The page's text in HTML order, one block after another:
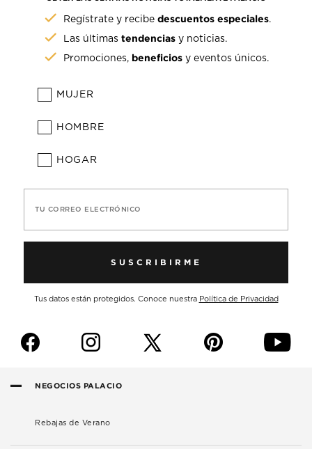
Regístrate y recibedescuentos especiales.
Las últimastendencias y noticias.
Promociones, beneficios y eventos únicos.
MUJER
HOMBRE
HOGAR
TU CORREO ELECTRÓNICO
SUSCRIBIRME
Tus datos están protegidos. Conoce nuestra Política de Privacidad
f i p y
NEGOCIOS PALACIO
Rebajas de Verano